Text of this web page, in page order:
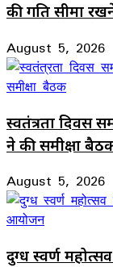
की गति सीमा
August 5, 2026
स्वतंत्रता दिवस
ने की समीक्षा
August 5, 2026
दुग्ध स्वर्ण